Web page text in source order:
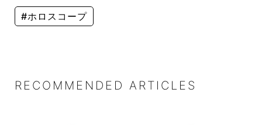
#ホロスコープ
RECOMMENDED ARTICLES